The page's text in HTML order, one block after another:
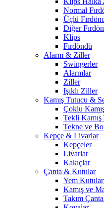
Normal
Üçlü
Diğer
Klips
Fırdöndü
Alarm & Ziller
Swingerler
Alarmlar
Ziller
Işıklı Ziller
Kamış Tutucu &
Çoklu
Tekli Kamış
Tekne ve
Kepçe & Livarlar
Kepçeler
Livarlar
Kakıçlar
Çanta & Kutular
Yem
Kamış ve
Takım